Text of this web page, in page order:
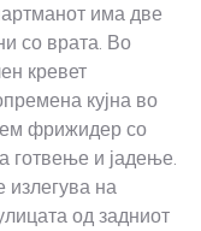
има две
со врата. Во
кревет
кујна во
фрижидер со
готвење и јадење.
излегува на
од задниот